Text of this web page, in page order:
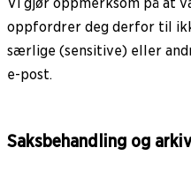
oppfordrer deg derfor til
særlige (sensitive) eller
e-post.
Saksbehandling og arkiv